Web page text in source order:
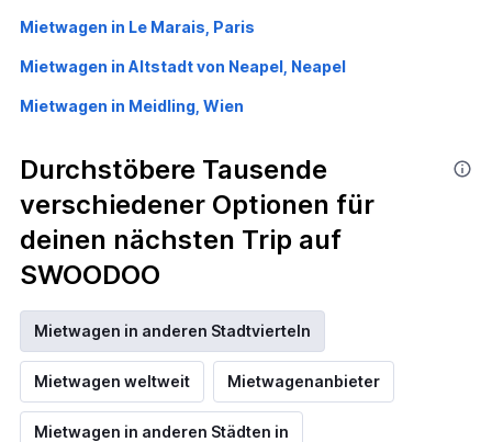
Mietwagen in Le Marais, Paris
Mietwagen in Altstadt von Neapel, Neapel
Mietwagen in Meidling, Wien
Durchstöbere Tausende
verschiedener Optionen für
deinen nächsten Trip auf
SWOODOO
Mietwagen in anderen Stadtvierteln
Mietwagen weltweit Mietwagenanbieter
Mietwagen in anderen Städten in